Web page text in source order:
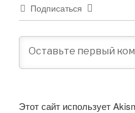
Подписаться
Этот сайт использует